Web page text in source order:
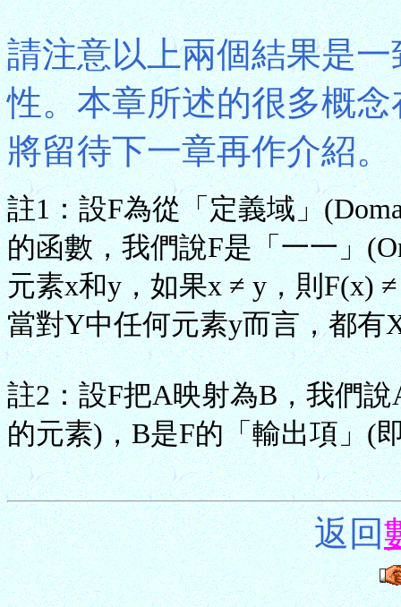
請注意以上兩個結果是
性。本章所述的很多概
將留待下一章再作介紹。
註1：設F為從「定義域」
的函數，我們說F是「一一」
元素x和y，如果x ≠ y，則F(x)
當對Y中任何元素y而言，都有
註2：設F把A映射為B，我們
的元素)，B是F的「輸出項」(
返回